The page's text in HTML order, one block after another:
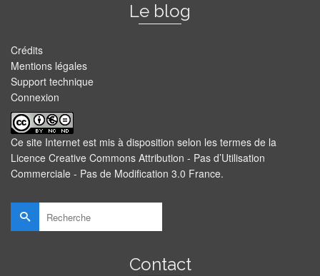
Le blog
Crédits
Mentions légales
Support technique
Connexion
Ce site Internet est mis à disposition selon les termes de la
Licence Creative Commons Attribution - Pas d’Utilisation
Commerciale - Pas de Modification 3.0 France.
Rechercher :
Contact